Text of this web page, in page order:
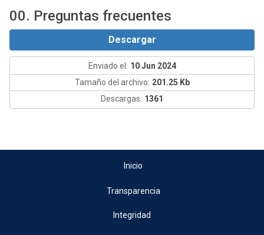
00. Preguntas frecuentes
Descargar
Enviado el: 10 Jun 2024
Tamaño del archivo: 201.25 Kb
Descargas: 1361
Inicio
Transparencia
Integridad